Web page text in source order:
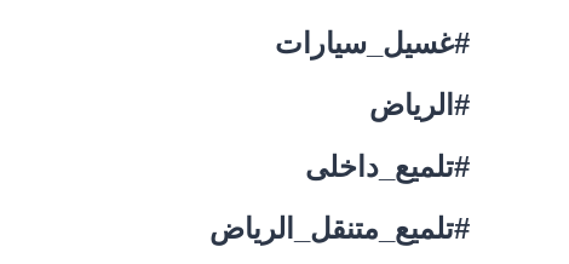
#غسيل_سيارات
#الرياض
#تلميع_داخلى
#تلميع_متنقل_الرياض